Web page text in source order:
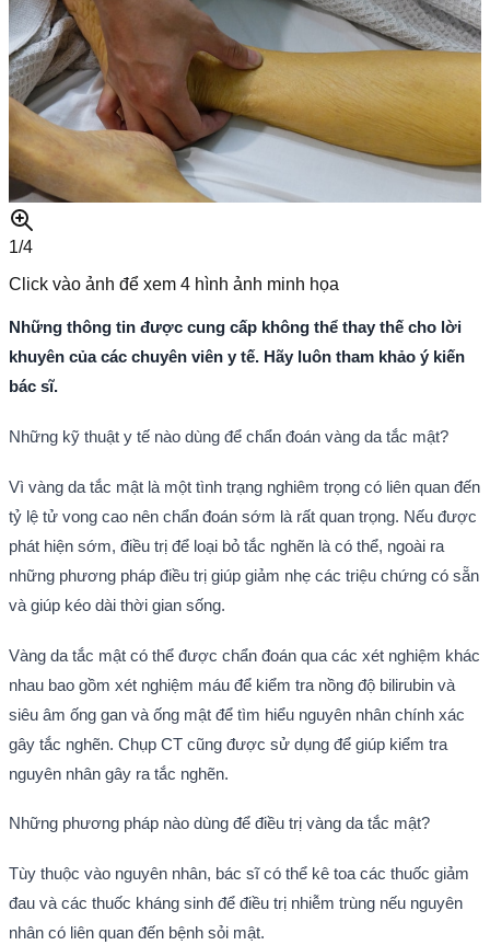
1/4
Click vào ảnh để xem 4 hình ảnh minh họa
Những thông tin được cung cấp không thể thay thế cho lời
khuyên của các chuyên viên y tế. Hãy luôn tham khảo ý kiến
bác sĩ.
Những kỹ thuật y tế nào dùng để chẩn đoán vàng da tắc mật?
Vì vàng da tắc mật là một tình trạng nghiêm trọng có liên quan đến
tỷ lệ tử vong cao nên chẩn đoán sớm là rất quan trọng. Nếu được
phát hiện sớm, điều trị để loại bỏ tắc nghẽn là có thể, ngoài ra
những phương pháp điều trị giúp giảm nhẹ các triệu chứng có sẵn
và giúp kéo dài thời gian sống.
Vàng da tắc mật có thể được chẩn đoán qua các xét nghiệm khác
nhau bao gồm xét nghiệm máu để kiểm tra nồng độ bilirubin và
siêu âm ống gan và ống mật để tìm hiểu nguyên nhân chính xác
gây tắc nghẽn. Chụp CT cũng được sử dụng để giúp kiểm tra
nguyên nhân gây ra tắc nghẽn.
Những phương pháp nào dùng để điều trị vàng da tắc mật?
Tùy thuộc vào nguyên nhân, bác sĩ có thể kê toa các thuốc giảm
đau và các thuốc kháng sinh để điều trị nhiễm trùng nếu nguyên
nhân có liên quan đến bệnh sỏi mật.